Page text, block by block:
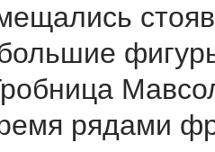
рядами